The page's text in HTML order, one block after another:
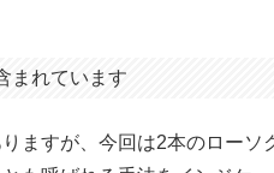
まれています
ますが、今回は2本のローソ